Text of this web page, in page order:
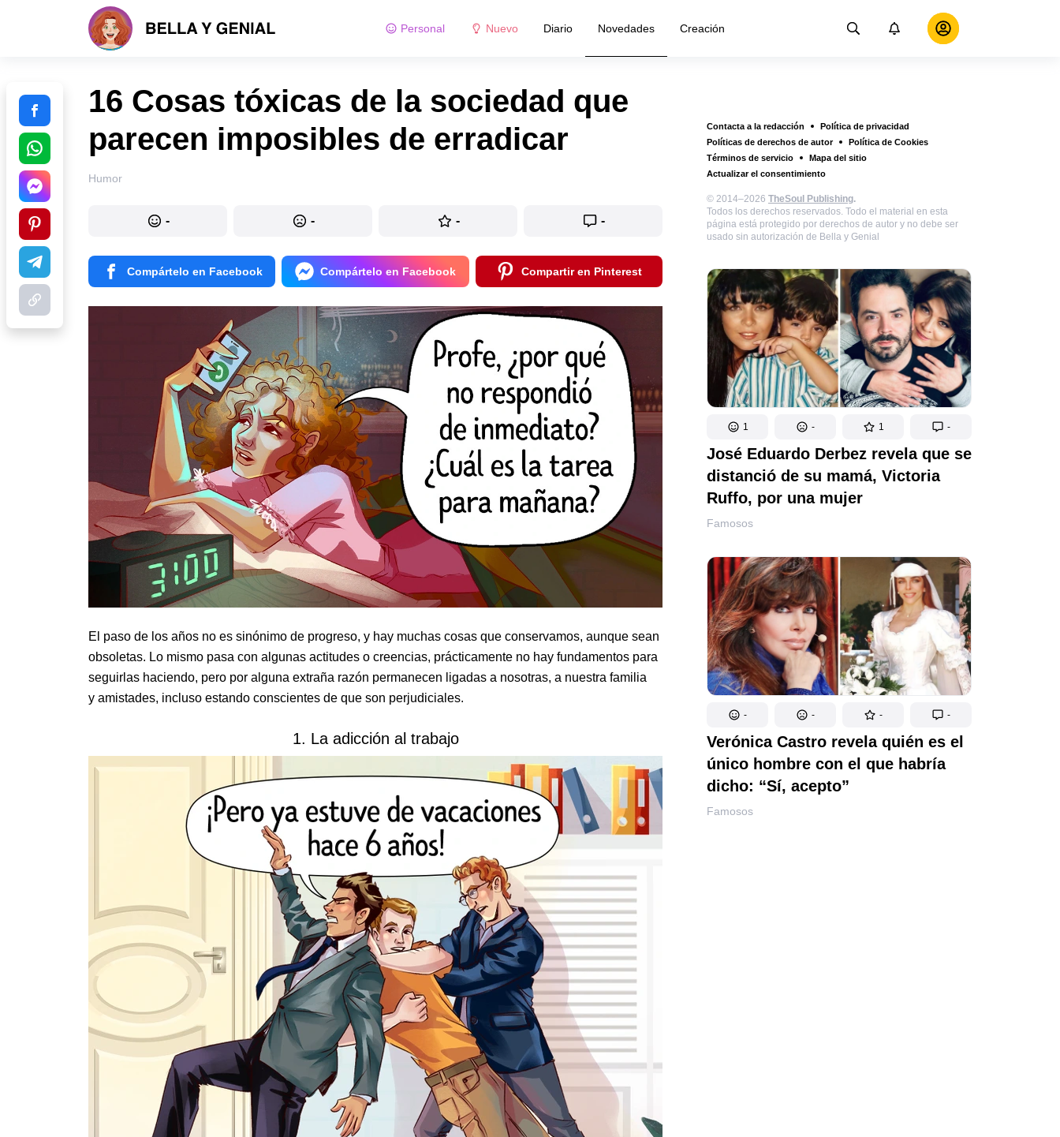
Personal Nuevo Diario Novedades Creación
Contacta a la redacción
Política de privacidad
Políticas de derechos de autor
Política de Cookies
Términos de servicio
Mapa del sitio
Actualizar el consentimiento
© 2014–2026 TheSoul Publishing.
Todos los derechos reservados. Todo el material en esta
página está protegido por derechos de autor y no debe ser
usado sin autorización de Bella y Genial
1 - 1 -
José Eduardo Derbez revela que se
distanció de su mamá, Victoria
Ruffo, por una mujer
Famosos
- - - -
Verónica Castro revela quién es el
único hombre con el que habría
dicho: “Sí, acepto”
Famosos
16 Cosas tóxicas de la sociedad que
parecen imposibles de erradicar
Humor
- - - -
Compártelo en Facebook Compártelo en Facebook Compartir en Pinterest
El paso de los años no es sinónimo de progreso, y hay muchas cosas que conservamos, aunque sean
obsoletas. Lo mismo pasa con algunas actitudes o creencias, prácticamente no hay fundamentos para
seguirlas haciendo, pero por alguna extraña razón permanecen ligadas a nosotras, a nuestra familia
y amistades, incluso estando conscientes de que son perjudiciales.
1. La adicción al trabajo